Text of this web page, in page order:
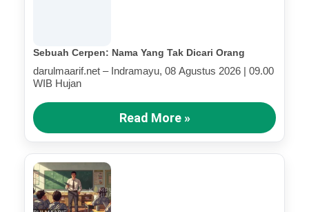
Sebuah Cerpen: Nama Yang Tak Dicari Orang
darulmaarif.net – Indramayu, 08 Agustus 2026 | 09.00
WIB Hujan
Read More »